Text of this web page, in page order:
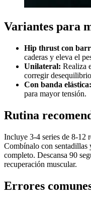
Variantes para
Hip thrust con
caderas y eleva el
Unilateral: Realiza
corregir
Con banda elástica:
para mayor tensión.
Rutina
Incluye 3-4 series de 8-12
Combínalo con sentadillas
completo. Descansa 90
recuperación muscular.
Errores